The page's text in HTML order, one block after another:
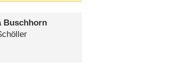
Buschhorn